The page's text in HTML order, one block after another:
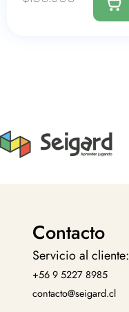
Contacto
Servicio al cliente:
+56 9 5227 8985
contacto@seigard.cl